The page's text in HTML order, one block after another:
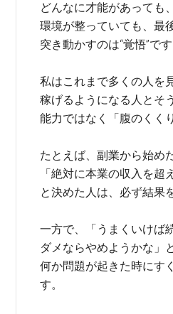
どんなに才能があっても
環境が整っていても、最
突き動かすのは“覚悟”です
私はこれまで多くの人を
稼げるようになる人とそ
能力ではなく「腹のくく
たとえば、副業から始め
「絶対に本業の収入を超
と決めた人は、必ず結果
一方で、「うまくいけば
ダメならやめようかな」
何か問題が起きた時にす
す。